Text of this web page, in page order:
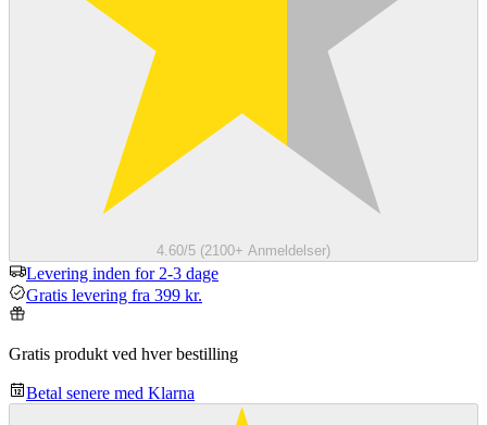
4.60/5 (2100+ Anmeldelser)
Levering inden for 2-3 dage
Gratis levering fra 399 kr.
Gratis produkt ved hver bestilling
Betal senere med Klarna